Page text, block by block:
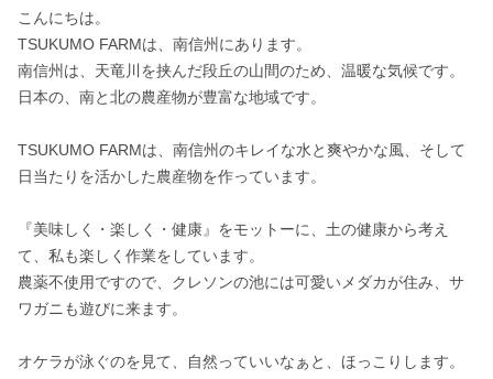
こんにちは。
TSUKUMO FARMは、南信州にあります。
南信州は、天竜川を挟んだ段丘の山間のため、温暖な気候です。
日本の、南と北の農産物が豊富な地域です。
TSUKUMO FARMは、南信州のキレイな水と爽やかな風、そして
日当たりを活かした農産物を作っています。
『美味しく・楽しく・健康』をモットーに、土の健康から考え
て、私も楽しく作業をしています。
農薬不使用ですので、クレソンの池には可愛いメダカが住み、サ
ワガニも遊びに来ます。
オケラが泳ぐのを見て、自然っていいなぁと、ほっこりします。